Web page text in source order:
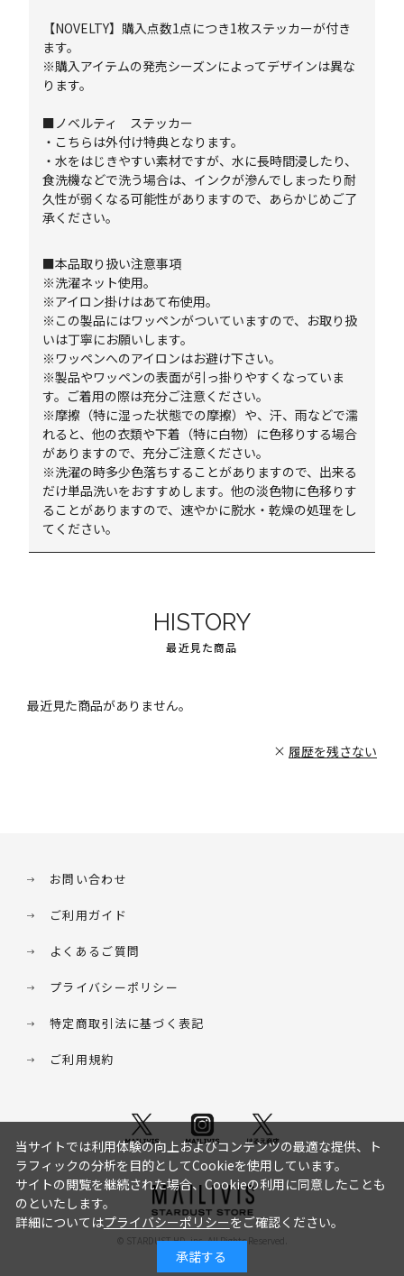
【NOVELTY】購入点数1点につき1枚ステッカーが付き
ます。
※購入アイテムの発売シーズンによってデザインは異な
ります。
■ノベルティ ステッカー
・こちらは外付け特典となります。
・水をはじきやすい素材ですが、水に長時間浸したり、
食洗機などで洗う場合は、インクが滲んでしまったり耐
久性が弱くなる可能性がありますので、あらかじめご了
承ください。
■本品取り扱い注意事項
※洗濯ネット使用。
※アイロン掛けはあて布使用。
※この製品にはワッペンがついていますので、お取り扱
いは丁寧にお願いします。
※ワッペンへのアイロンはお避け下さい。
※製品やワッペンの表面が引っ掛りやすくなっていま
す。ご着用の際は充分ご注意ください。
※摩擦（特に湿った状態での摩擦）や、汗、雨などで濡
れると、他の衣類や下着（特に白物）に色移りする場合
がありますので、充分ご注意ください。
※洗濯の時多少色落ちすることがありますので、出来る
だけ単品洗いをおすすめします。他の淡色物に色移りす
ることがありますので、速やかに脱水・乾燥の処理をし
てください。
HISTORY
最近見た商品
最近見た商品がありません。
履歴を残さない
お問い合わせ
ご利用ガイド
よくあるご質問
プライバシーポリシー
特定商取引法に基づく表記
ご利用規約
© STARDUST HD. inc. All Rights Reserved.
当サイトでは利用体験の向上およびコンテンツの最適な提供、ト
ラフィックの分析を目的としてCookieを使用しています。
サイトの閲覧を継続された場合、Cookieの利用に同意したことも
のといたします。
詳細についてはプライバシーポリシーをご確認ください。
承諾する